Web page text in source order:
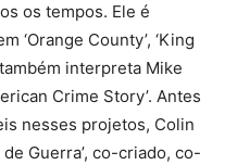
os tempos. Ele é
‘Orange County’, ‘King
também interpreta Mike
Crime Story’. Antes
​​​​nesses projetos, Colin
Guerra’, co-criado, co-